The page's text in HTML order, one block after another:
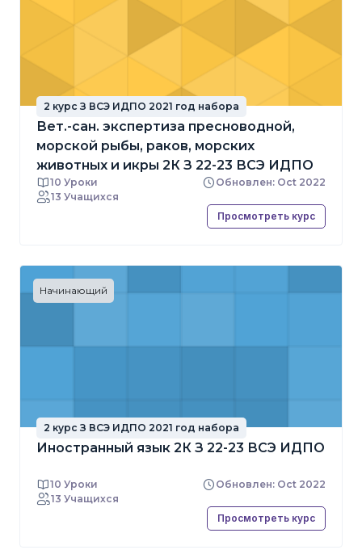
2 курс З ВСЭ ИДПО 2021 год набора
Вет.-сан. экспертиза пресноводной,
морской рыбы, раков, морских
животных и икры 2К З 22-23 ВСЭ ИДПО
10 Уроки
Обновлен: Oct 2022
13 Учащихся
Просмотреть курс
Начинающий
2 курс З ВСЭ ИДПО 2021 год набора
Иностранный язык 2К З 22-23 ВСЭ ИДПО
10 Уроки
Обновлен: Oct 2022
13 Учащихся
Просмотреть курс